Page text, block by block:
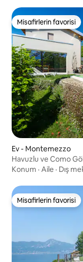
Misafirlerin favorisi
Misafirlerin favorisi
Ev - Montemezzo
Havuzlu ve Como
Konum · Aile · Dış
Misafirlerin favorisi
Misafirlerin favorisi